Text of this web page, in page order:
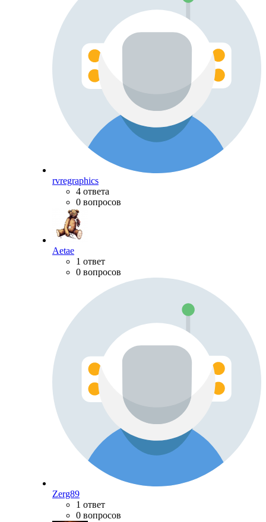
rvregraphics
4 ответа
0 вопросов
Aetae
1 ответ
0 вопросов
Zerg89
1 ответ
0 вопросов